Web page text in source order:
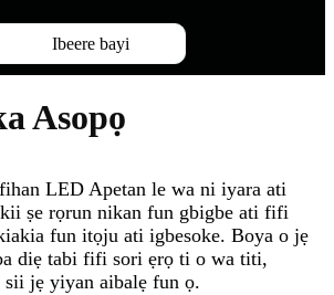
Ibeere bayi
Asopọ
LED Apetan le wa ni iyara ati
ṣe rọrun nikan fun gbigbe ati fifi
fun itọju ati igbesoke. Boya o jẹ
diẹ tabi fifi sori ẹrọ ti o wa titi,
jẹ yiyan aibalẹ fun ọ.